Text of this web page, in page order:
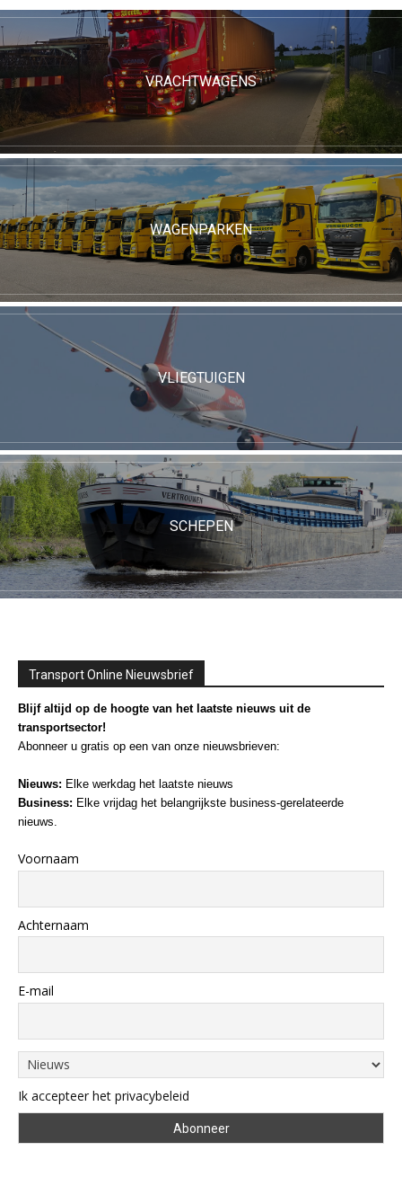
VRACHTWAGENS
WAGENPARKEN
VLIEGTUIGEN
SCHEPEN
Transport Online Nieuwsbrief
Blijf altijd op de hoogte van het laatste nieuws uit de
transportsector!
Abonneer u gratis op een van onze nieuwsbrieven:
Nieuws: Elke werkdag het laatste nieuws
Business: Elke vrijdag het belangrijkste business-gerelateerde
nieuws.
Voornaam
Achternaam
E-mail
Ik accepteer het privacybeleid